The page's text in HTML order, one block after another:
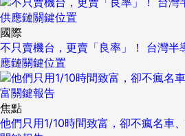
國際
不只賣機台，更賣「良率」！ 台灣半
應鏈關鍵位置
焦點
他們只用1/10時間致富，卻不瘋名車